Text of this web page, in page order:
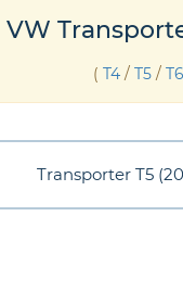
( T4/ T5/ T6
Transporter T5